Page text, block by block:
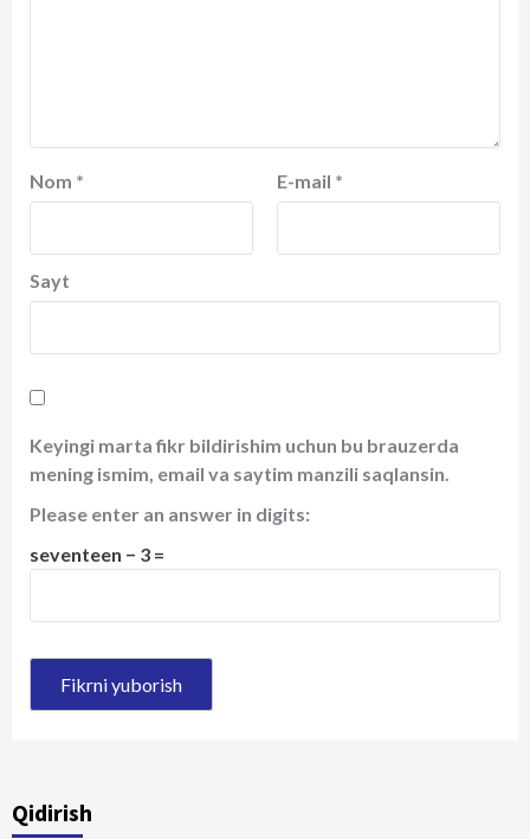
Nom * E-mail *
Sayt
Keyingi marta fikr bildirishim uchun bu brauzerda
mening ismim, email va saytim manzili saqlansin.
Please enter an answer in digits:
seventeen − 3 =
Qidirish